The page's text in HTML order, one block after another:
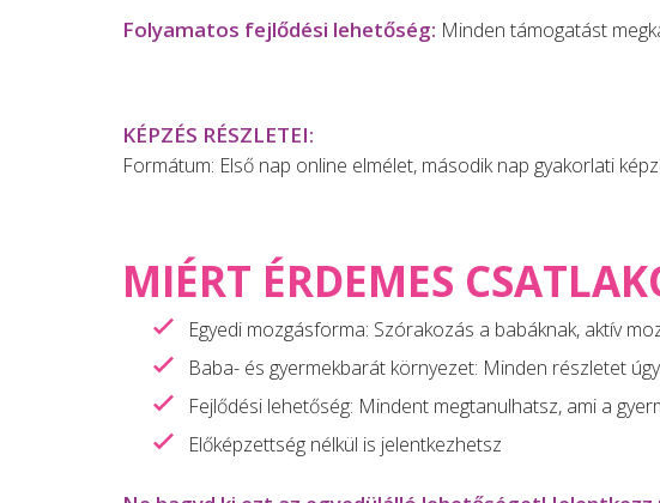
Folyamatos fejlődési lehetőség: Minden támogatást
KÉPZÉS RÉSZLETEI:
Formátum: Első nap online elmélet, második nap gyakorlati
MIÉRT ÉRDEMES
Egyedi mozgásforma: Szórakozás a babáknak, aktív
Baba- és gyermekbarát környezet: Minden részletet
Fejlődési lehetőség: Mindent megtanulhatsz, ami a
Előképzettség nélkül is jelentkezhetsz